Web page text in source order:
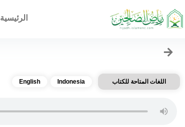
الرئيسية
اللغات المتاحة للكتاب Indonesia
English